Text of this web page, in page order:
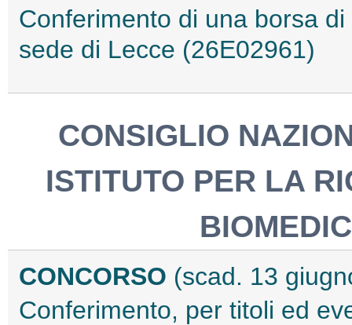
Conferimento di una borsa
sede di Lecce (26E02961)
CONSIGLIO
ISTITUTO PER LA
CONCORSO (scad. 13
Conferimento, per titoli ed